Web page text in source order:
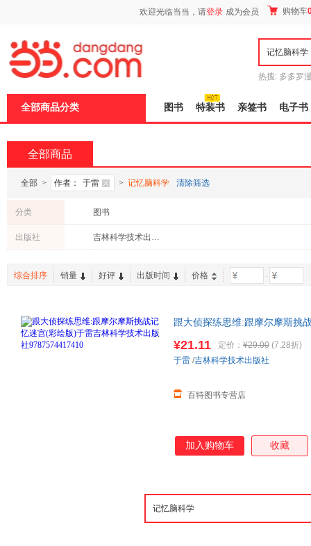
欢迎光临当当，请登录 成为会员 购物车
热搜: 多多罗
全部商品分类 图书 特装书 亲签书 电子书
全部商品
全部 > 作者： 于雷 > 记忆脑科学 清除筛选
分类 图书
出版社 吉林科学技术出版社
综合排序 销量 好评 出版时间 价格 -
跟大侦探练思维:跟摩尔摩斯挑
¥21.11 定价： ¥29.00 (7.28折)
百特图书专营店
于雷 /吉林科学技术出版社
加入购物车 收藏
页
加